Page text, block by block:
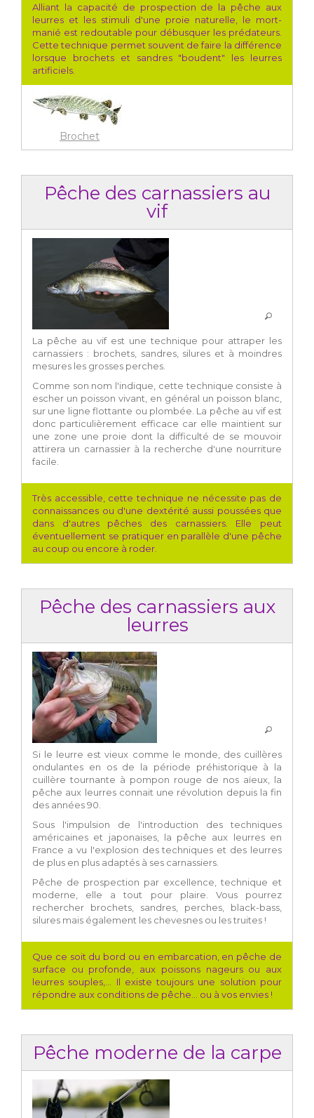
Alliant la capacité de prospection de la pêche aux
leurres et les stimuli d'une proie naturelle, le mort-
manié est redoutable pour débusquer les prédateurs.
Cette technique permet souvent de faire la différence
lorsque brochets et sandres "boudent" les leurres
artificiels.
Brochet
Pêche des carnassiers au
vif
La pêche au vif est une technique pour attraper les
carnassiers : brochets, sandres, silures et à moindres
mesures les grosses perches.
Comme son nom l'indique, cette technique consiste à
escher un poisson vivant, en général un poisson blanc,
sur une ligne flottante ou plombée. La pêche au vif est
donc particulièrement efficace car elle maintient sur
une zone une proie dont la difficulté de se mouvoir
attirera un carnassier à la recherche d'une nourriture
facile.
Très accessible, cette technique ne nécessite pas de
connaissances ou d'une dextérité aussi poussées que
dans d'autres pêches des carnassiers. Elle peut
éventuellement se pratiquer en parallèle d'une pêche
au coup ou encore à roder.
Pêche des carnassiers aux
leurres
Si le leurre est vieux comme le monde, des cuillères
ondulantes en os de la période préhistorique à la
cuillère tournante à pompon rouge de nos aïeux, la
pêche aux leurres connait une révolution depuis la fin
des années 90.
Sous l'impulsion de l'introduction des techniques
américaines et japonaises, la pêche aux leurres en
France a vu l'explosion des techniques et des leurres
de plus en plus adaptés à ses carnassiers.
Pêche de prospection par excellence, technique et
moderne, elle a tout pour plaire. Vous pourrez
rechercher brochets, sandres, perches, black-bass,
silures mais également les chevesnes ou les truites !
Que ce soit du bord ou en embarcation, en pêche de
surface ou profonde, aux poissons nageurs ou aux
leurres souples,... Il existe toujours une solution pour
répondre aux conditions de pêche... ou à vos envies !
Pêche moderne de la carpe